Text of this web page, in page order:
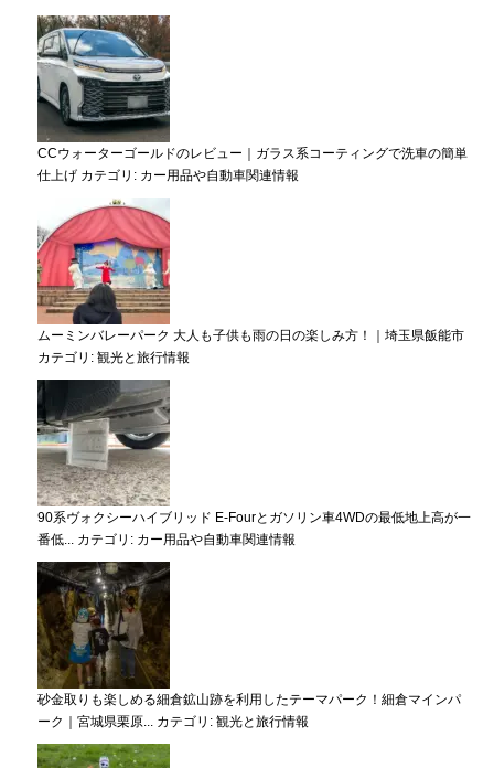
CCウォーターゴールドのレビュー｜ガラス系コーティングで洗車の簡単
仕上げ カテゴリ: カー用品や自動車関連情報
ムーミンバレーパーク 大人も子供も雨の日の楽しみ方！｜埼玉県飯能市
カテゴリ: 観光と旅行情報
90系ヴォクシーハイブリッド E-Fourとガソリン車4WDの最低地上高が一
番低...
カテゴリ: カー用品や自動車関連情報
砂金取りも楽しめる細倉鉱山跡を利用したテーマパーク！細倉マインパ
ーク｜宮城県栗原...
カテゴリ: 観光と旅行情報